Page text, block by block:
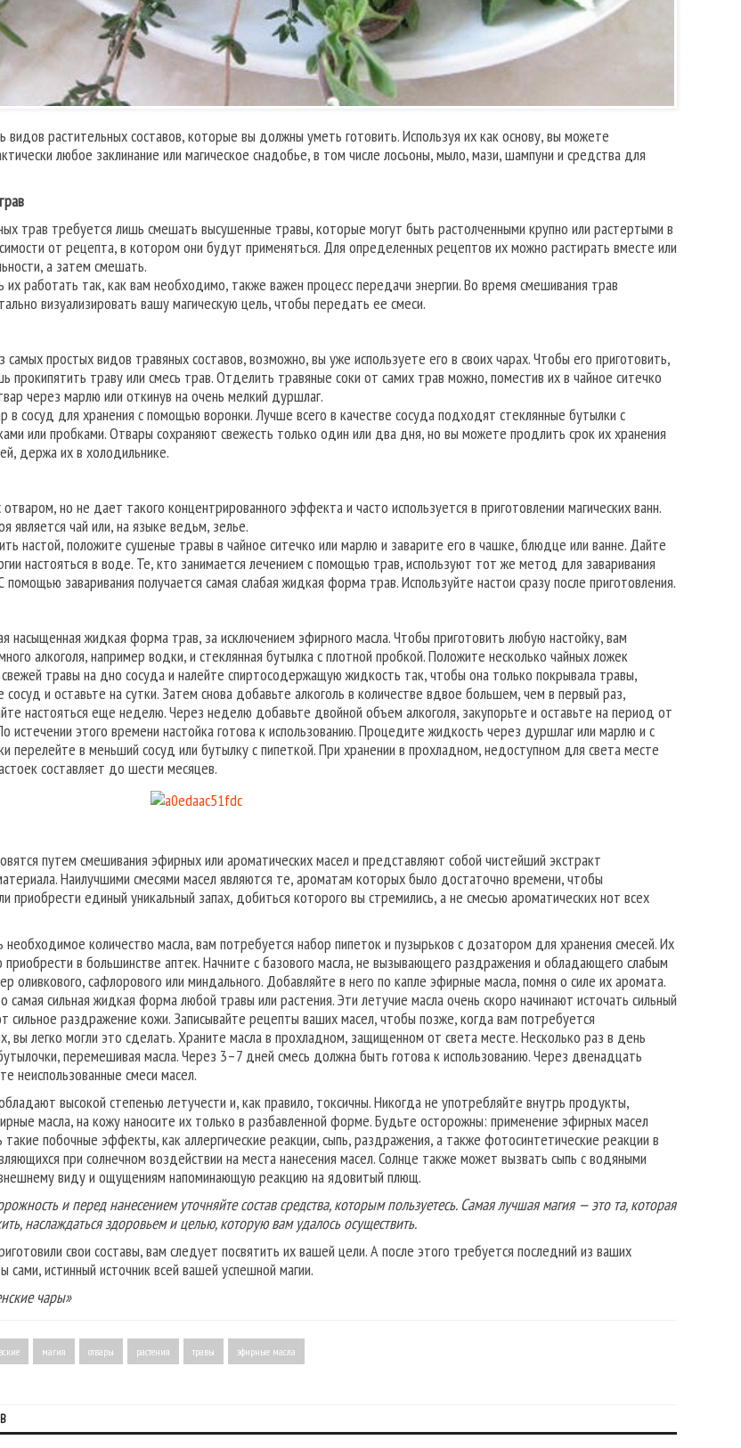
видов растительных составов, которые вы должны уметь готовить. Используя их как основу, вы можете
любое заклинание или магическое снадобье, в том числе лосьоны, мыло, мази, шампуни и средства для
трав требуется лишь смешать высушенные травы, которые могут быть растолченными крупно или растертыми в
от рецепта, в котором они будут применяться. Для определенных рецептов их можно растирать вместе или
а затем смешать.
их работать так, как вам необходимо, также важен процесс передачи энергии. Во время смешивания трав
визуализировать вашу магическую цель, чтобы передать ее смеси.
простых видов травяных составов, возможно, вы уже используете его в своих чарах. Чтобы его приготовить,
прокипятить траву или смесь трав. Отделить травяные соки от самих трав можно, поместив их в чайное ситечко
через марлю или откинув на очень мелкий дуршлаг.
в сосуд для хранения с помощью воронки. Лучше всего в качестве сосуда подходят стеклянные бутылки с
или пробками. Отвары сохраняют свежесть только один или два дня, но вы можете продлить срок их хранения
держа их в холодильнике.
но не дает такого концентрированного эффекта и часто используется в приготовлении магических ванн.
является чай или, на языке ведьм, зелье.
настой, положите сушеные травы в чайное ситечко или марлю и заварите его в чашке, блюдце или ванне. Дайте
настояться в воде. Те, кто занимается лечением с помощью трав, используют тот же метод для заваривания
помощью заваривания получается самая слабая жидкая форма трав. Используйте настои сразу после приготовления.
насыщенная жидкая форма трав, за исключением эфирного масла. Чтобы приготовить любую настойку, вам
алкоголя, например водки, и стеклянная бутылка с плотной пробкой. Положите несколько чайных ложек
травы на дно сосуда и налейте спиртосодержащую жидкость так, чтобы она только покрывала травы,
сосуд и оставьте на сутки. Затем снова добавьте алкоголь в количестве вдвое большем, чем в первый раз,
настояться еще неделю. Через неделю добавьте двойной объем алкоголя, закупорьте и оставьте на период от
истечении этого времени настойка готова к использованию. Процедите жидкость через дуршлаг или марлю и с
перелейте в меньший сосуд или бутылку с пипеткой. При хранении в прохладном, недоступном для света месте
составляет до шести месяцев.
путем смешивания эфирных или ароматических масел и представляют собой чистейший экстракт
Наилучшими смесями масел являются те, ароматам которых было достаточно времени, чтобы
приобрести единый уникальный запах, добиться которого вы стремились, а не смесью ароматических нот всех
количество масла, вам потребуется набор пипеток и пузырьков с дозатором для хранения смесей. Их
в большинстве аптек. Начните с базового масла, не вызывающего раздражения и обладающего слабым
оливкового, сафлорового или миндального. Добавляйте в него по капле эфирные масла, помня о силе их аромата.
самая сильная жидкая форма любой травы или растения. Эти летучие масла очень скоро начинают источать сильный
сильное раздражение кожи. Записывайте рецепты ваших масел, чтобы позже, когда вам потребуется
вы легко могли это сделать. Храните масла в прохладном, защищенном от света месте. Несколько раз в день
перемешивая масла. Через 3–7 дней смесь должна быть готова к использованию. Через двенадцать
неиспользованные смеси масел.
высокой степенью летучести и, как правило, токсичны. Никогда не употребляйте внутрь продукты,
масла, на кожу наносите их только в разбавленной форме. Будьте осторожны: применение эфирных масел
побочные эффекты, как аллергические реакции, сыпь, раздражения, а также фотосинтетические реакции в
при солнечном воздействии на места нанесения масел. Солнце также может вызвать сыпь с водяными
виду и ощущениям напоминающую реакцию на ядовитый плющ.
и перед нанесением уточняйте состав средства, которым пользуетесь. Самая лучшая магия — это та, которая
наслаждаться здоровьем и целью, которую вам удалось осуществить.
свои составы, вам следует посвятить их вашей цели. А после этого требуется последний из ваших
сами, истинный источник всей вашей успешной магии.
чары»
магия отвары растения травы эфирные масла